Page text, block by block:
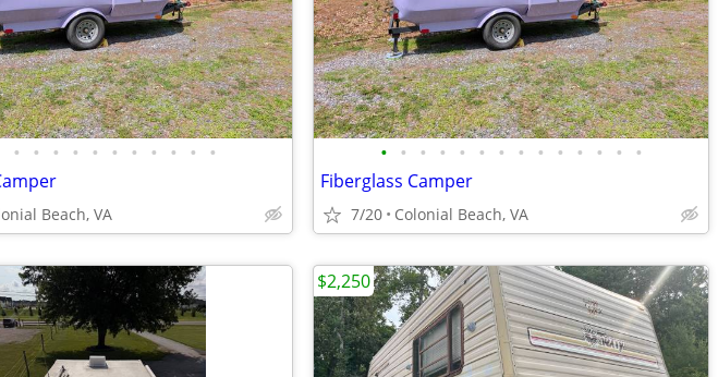
• • • • • • • • • • •
Beach, VA
• • • • • • • • • • • • • •
Fiberglass Camper
7/20 Colonial Beach, VA
$2,250